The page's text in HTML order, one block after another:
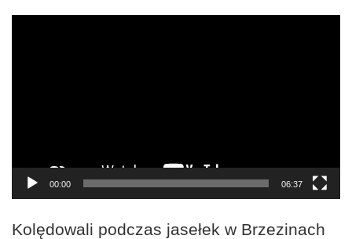
00:00 06:37
Kolędowali podczas jasełek w Brzezinach